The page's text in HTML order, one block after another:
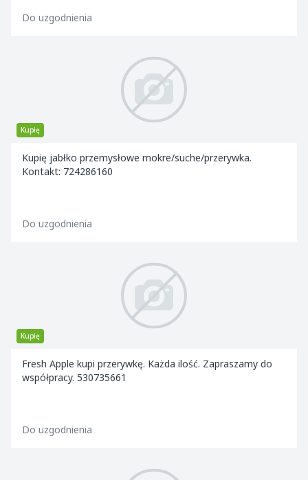
Do uzgodnienia
Kupię
Kupię jabłko przemysłowe mokre/suche/przerywka.
Kontakt: 724286160
Do uzgodnienia
Kupię
Fresh Apple kupi przerywkę. Każda ilość. Zapraszamy do
współpracy. 530735661
Do uzgodnienia